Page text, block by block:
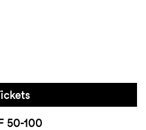
50-100